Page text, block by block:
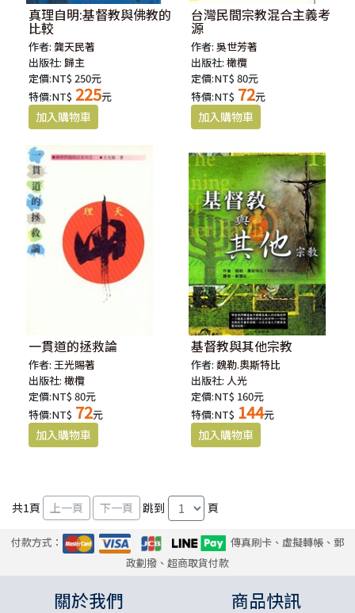
真理自明:基督教與佛教的
比較
作者: 龔天民著
出版社:歸主
定價:NT$ 250元
特價:NT$ 225元
台灣民間宗教混合主義考
源
作者:吳世芳著
出版社:橄欖
定價:NT$ 80元
特價:NT$ 72元
一貫道的拯救論
作者:王光賜著
出版社:橄欖
定價:NT$ 80元
特價:NT$ 72元
基督教與其他宗教
作者:魏勒.奧斯特比
出版社: 人光
定價:NT$ 160元
特價:NT$ 144元
共1頁 跳到 頁
付款方式：
傳真刷卡、虛擬轉帳、郵
政劃撥、超商取貨付款
關於我們 商品快訊